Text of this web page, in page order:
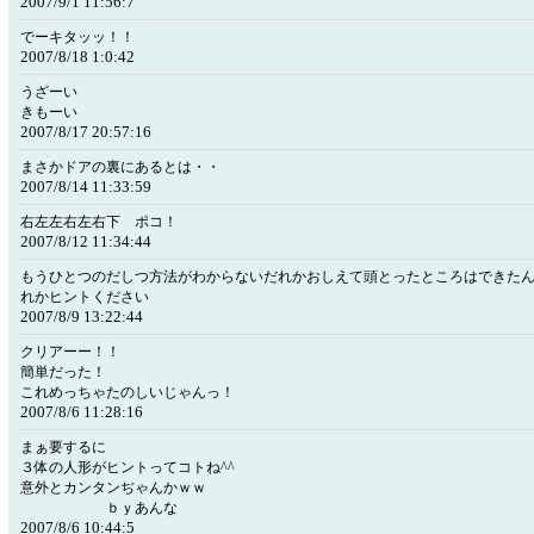
でーキタッッ！！
2007/8/18 1:0:42
うざーい
きもーい
2007/8/17 20:57:16
まさかドアの裏にあるとは・・
2007/8/14 11:33:59
右左左右左右下 ポコ！
2007/8/12 11:34:44
もうひとつのだしつ方法がわからないだれかおしえて頭とったところはできた
れかヒントください
2007/8/9 13:22:44
クリアーー！！
簡単だった！
これめっちゃたのしいじゃんっ！
2007/8/6 11:28:16
まぁ要するに
３体の人形がヒントってコトね^^
意外とカンタンぢゃんかｗｗ
ｂｙあんな
2007/8/6 10:44:5